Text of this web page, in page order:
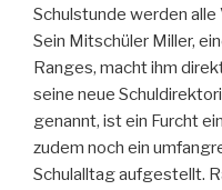
Schulstunde werden
Sein Mitschüler Miller,
Ranges, macht ihm
seine neue
genannt, ist ein Furcht
zudem noch ein
Schulalltag aufgestellt.